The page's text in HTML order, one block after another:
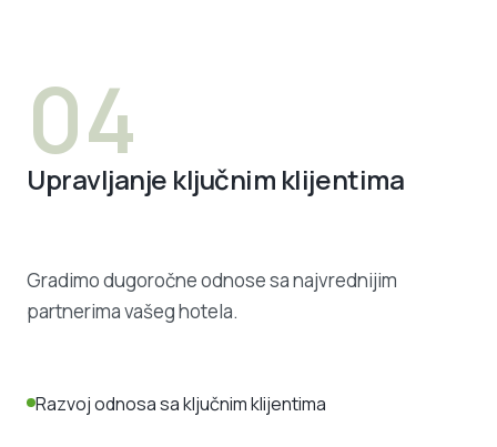
04
Upravljanje ključnim klijentima
Gradimo dugoročne odnose sa najvrednijim
partnerima vašeg hotela.
Razvoj odnosa sa ključnim klijentima